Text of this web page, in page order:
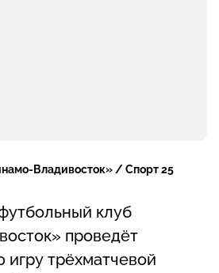
Владивосток» / Спорт 25
клуб
проведёт
игру трёхматчевой